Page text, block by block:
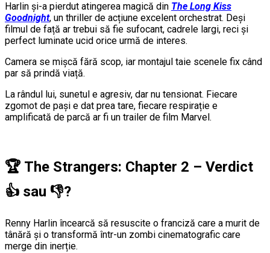
Harlin și-a pierdut atingerea magică din The Long Kiss
Goodnight, un thriller de acțiune excelent orchestrat. Deși
filmul de față ar trebui să fie sufocant, cadrele largi, reci și
perfect luminate ucid orice urmă de interes.
Camera se mișcă fără scop, iar montajul taie scenele fix când
par să prindă viață.
La rândul lui, sunetul e agresiv, dar nu tensionat. Fiecare
zgomot de pași e dat prea tare, fiecare respirație e
amplificată de parcă ar fi un trailer de film Marvel.
🏆 The Strangers: Chapter 2 – Verdict
👍 sau 👎?
Renny Harlin încearcă să resuscite o franciză care a murit de
tânără și o transformă într-un zombi cinematografic care
merge din inerție.